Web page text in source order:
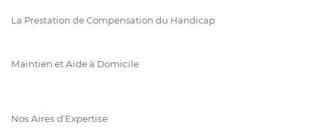
La Prestation de Compensation du Handicap
Maintien et Aide à Domicile
Nos Aires d'Expertise